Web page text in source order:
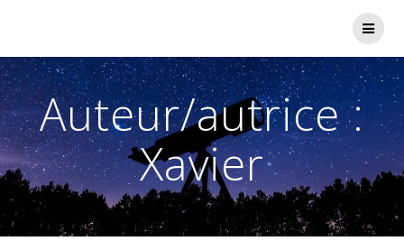
Auteur/autrice :
Xavier